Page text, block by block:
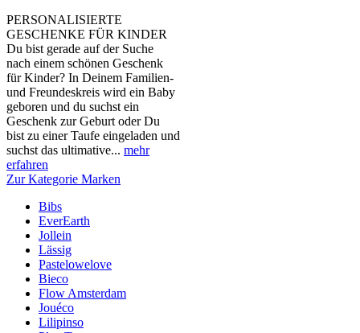
PERSONALISIERTE
GESCHENKE FÜR KINDER
Du bist gerade auf der Suche
nach einem schönen Geschenk
für Kinder? In Deinem Familien-
und Freundeskreis wird ein Baby
geboren und du suchst ein
Geschenk zur Geburt oder Du
bist zu einer Taufe eingeladen und
suchst das ultimative... mehr
erfahren
Zur Kategorie Marken
Bibs
EverEarth
Jollein
Lässig
Pastelowelove
Bieco
Flow Amsterdam
Jouéco
Lilipinso